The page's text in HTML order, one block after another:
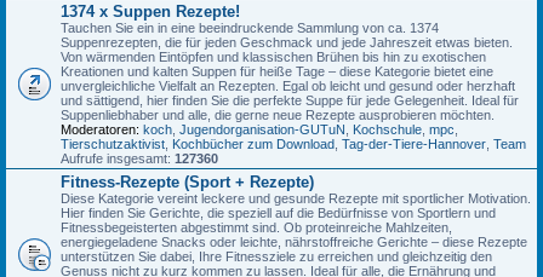
1374 x Suppen Rezepte!
Tauchen Sie ein in eine beeindruckende Sammlung von ca. 1374
Suppenrezepten, die für jeden Geschmack und jede Jahreszeit etwas bieten.
Von wärmenden Eintöpfen und klassischen Brühen bis hin zu exotischen
Kreationen und kalten Suppen für heiße Tage – diese Kategorie bietet eine
unvergleichliche Vielfalt an Rezepten. Egal ob leicht und gesund oder herzhaft
und sättigend, hier finden Sie die perfekte Suppe für jede Gelegenheit. Ideal für
Suppenliebhaber und alle, die gerne neue Rezepte ausprobieren möchten.
Moderatoren: koch Jugendorganisation-GUTuN Kochschule mpc
Tierschutzaktivist Kochbücher zum Download Tag-der-Tiere-Hannover Team
Aufrufe insgesamt: 127360
Fitness-Rezepte (Sport + Rezepte)
Diese Kategorie vereint leckere und gesunde Rezepte mit sportlicher Motivation.
Hier finden Sie Gerichte, die speziell auf die Bedürfnisse von Sportlern und
Fitnessbegeisterten abgestimmt sind. Ob proteinreiche Mahlzeiten,
energiegeladene Snacks oder leichte, nährstoffreiche Gerichte – diese Rezepte
unterstützen Sie dabei, Ihre Fitnessziele zu erreichen und gleichzeitig den
Genuss nicht zu kurz kommen zu lassen. Ideal für alle, die Ernährung und